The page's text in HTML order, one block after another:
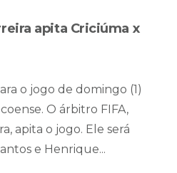
apita Criciúma x
o jogo de domingo (1)
O árbitro FIFA,
apita o jogo. Ele será
e Henrique...